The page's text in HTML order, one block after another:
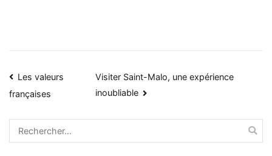
Navigation
de
l’article
Les valeurs
françaises
Visiter Saint-Malo, une expérience
inoubliable
Rechercher :